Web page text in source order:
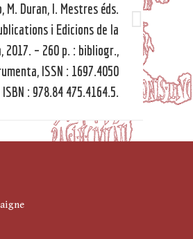
M. Duran, I. Mestres éds.
i Edicions de la
2017. – 260 p. : bibliogr.,
ISSN : 1697.4050
: 978.84 475.4164.5.